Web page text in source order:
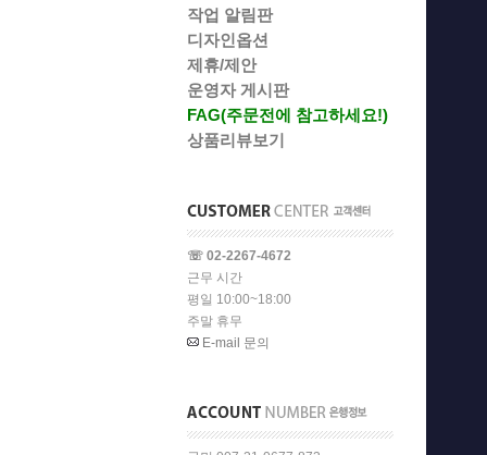
작업 알림판
디자인옵션
제휴/제안
운영자 게시판
FAG(주문전에 참고하세요!)
상품리뷰보기
☏ 02-2267-4672
근무 시간
평일 10:00~18:00
주말 휴무
E-mail 문의